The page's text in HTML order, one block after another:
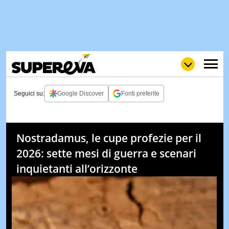
WOW
POP
NEWS
STORIE
QUIZ
Seguici su: Google Discover Fonti preferite
Nostradamus, le cupe profezie per il
2026: sette mesi di guerra e scenari
inquietanti all’orizzonte